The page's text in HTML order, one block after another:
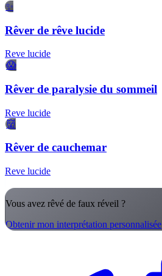
✨
Rêver de rêve lucide
Reve lucide
😱
Rêver de paralysie du sommeil
Reve lucide
👹
Rêver de cauchemar
Reve lucide
Vous avez rêvé de faux réveil ?
Obtenir mon interprétation personnalisée